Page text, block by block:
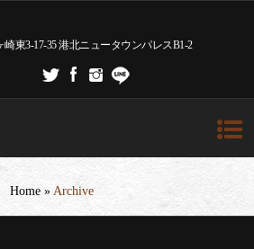
東3-17-35 港北ニュータウンパレスB1-2
Home »Archive